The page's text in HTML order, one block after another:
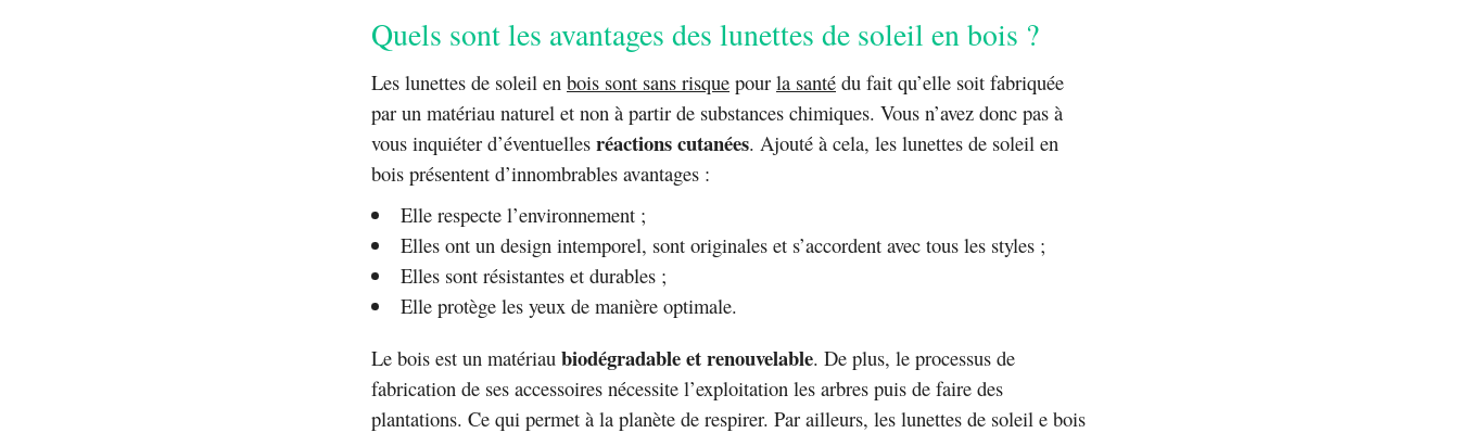
Quels sont les avantages des lunettes de soleil en bois ?
Les lunettes de soleil en bois sont sans risque pour la santé du fait qu’elle soit fabriquée
par un matériau naturel et non à partir de substances chimiques. Vous n’avez donc pas à
vous inquiéter d’éventuelles réactions cutanées. Ajouté à cela, les lunettes de soleil en
bois présentent d’innombrables avantages :
Elle respecte l’environnement ;
Elles ont un design intemporel, sont originales et s’accordent avec tous les styles ;
Elles sont résistantes et durables ;
Elle protège les yeux de manière optimale.
Le bois est un matériau biodégradable et renouvelable. De plus, le processus de
fabrication de ses accessoires nécessite l’exploitation les arbres puis de faire des
plantations. Ce qui permet à la planète de respirer. Par ailleurs, les lunettes de soleil e bois